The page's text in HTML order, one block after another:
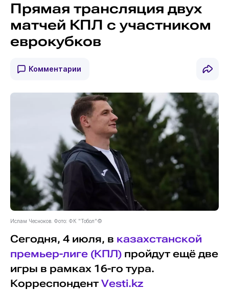
Прямая трансляция двух
матчей КПЛ с участником
еврокубков
Комментарии
Ислам Чесноков. Фото: ФК "Тобол"©
Сегодня, 4 июля, в казахстанской
премьер-лиге (КПЛ)пройдут ещё две
игры в рамках 16-го тура.
Корреспондент Vesti.kz